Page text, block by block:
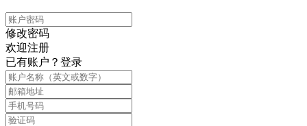
修改密码
欢迎注册
已有账户？ 登录